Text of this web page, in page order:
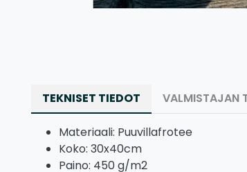
TEKNISET TIEDOT VALMISTAJAN
Materiaali: Puuvillafrotee
Koko: 30x40cm
Paino: 450 g/m2